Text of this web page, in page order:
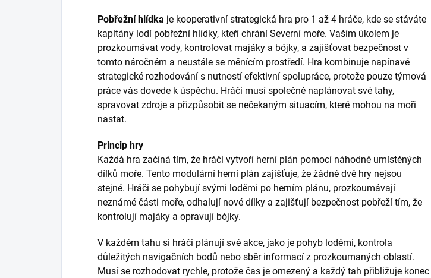
Pobřežní hlídka je kooperativní strategická hra pro 1 až 4 hráče, kde se stáváte
kapitány lodí pobřežní hlídky, kteří chrání Severní moře. Vaším úkolem je
prozkoumávat vody, kontrolovat majáky a bójky, a zajišťovat bezpečnost v
tomto náročném a neustále se měnícím prostředí. Hra kombinuje napínavé
strategické rozhodování s nutností efektivní spolupráce, protože pouze týmová
práce vás dovede k úspěchu. Hráči musí společně naplánovat své tahy,
spravovat zdroje a přizpůsobit se nečekaným situacím, které mohou na moři
nastat.
Princip hry
Každá hra začíná tím, že hráči vytvoří herní plán pomocí náhodně umístěných
dílků moře. Tento modulární herní plán zajišťuje, že žádné dvě hry nejsou
stejné. Hráči se pohybují svými loděmi po herním plánu, prozkoumávají
neznámé části moře, odhalují nové dílky a zajišťují bezpečnost pobřeží tím, že
kontrolují majáky a opravují bójky.
V každém tahu si hráči plánují své akce, jako je pohyb loděmi, kontrola
důležitých navigačních bodů nebo sběr informací z prozkoumaných oblastí.
Musí se rozhodovat rychle, protože čas je omezený a každý tah přibližuje konec